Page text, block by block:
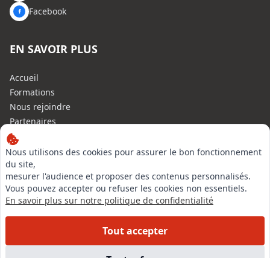
Nous utilisons des cookies pour assurer le bon fonctionnement
du site,
mesurer l'audience et proposer des contenus personnalisés.
Vous pouvez accepter ou refuser les cookies non essentiels.
En savoir plus sur notre politique de confidentialité
Tout accepter
Facebook
EN SAVOIR PLUS
Accueil
Formations
Nous rejoindre
Partenaires
Autres missions
Le C.N.E.
Membre IVSC
Logiciel
L’Expert
Tarifs
Experts Immobiliers par régions